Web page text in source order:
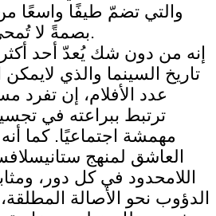
والتي تضمّ طيفًا واسعًا
بصمةً لا تُمحى في عالم السينما.
إنه من دون شك يُعدّ أحد أكثر
تاريخ السينما والذي
عدد الأفلام، إن تفرد
ترتبط ببراعته في
مهمشة اجتماعيًا. كما
العاشق لمنهج
اللامحدود في كل دور،
الدؤوب نحو الأصالة